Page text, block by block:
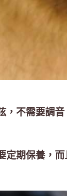
，不需要調
期保養，而